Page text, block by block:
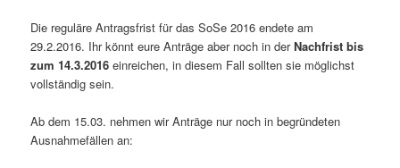
Die reguläre Antragsfrist für das SoSe 2016 endete am
29.2.2016. Ihr könnt eure Anträge aber noch in derNachfrist bis
zum 14.3.2016 einreichen, in diesem Fall sollten sie möglichst
vollständig sein.
Ab dem 15.03. nehmen wir Anträge nur noch in begründeten
Ausnahmefällen an: